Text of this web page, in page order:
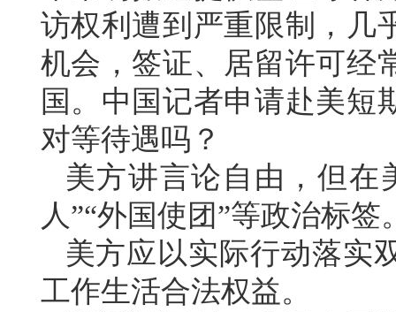
访权利遭到严重限制，几
机会，签证、居留许可经
国。中国记者申请赴美短
对等待遇吗？
美方讲言论自由，但在
人”“外国使团”等政治标
美方应以实际行动落实
工作生活合法权益。